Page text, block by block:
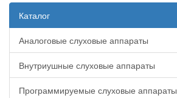
Каталог
Аналоговые слуховые аппараты
Внутриушные слуховые аппараты
Программируемые слуховые аппараты